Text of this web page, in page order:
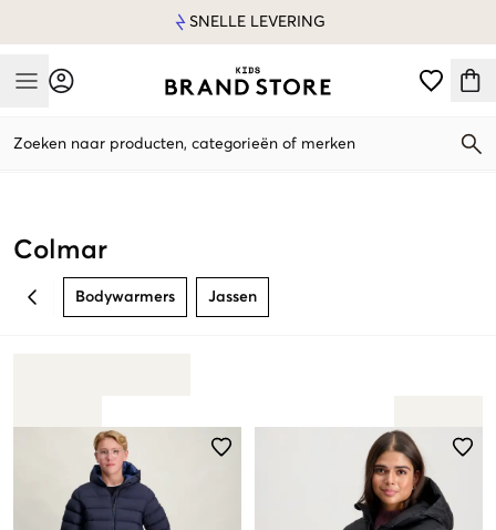
SNELLE LEVERING
Mobile Menu
Zoeken naar producten, categorieën of merken
Colmar
BACK Bodywarmers Jassen